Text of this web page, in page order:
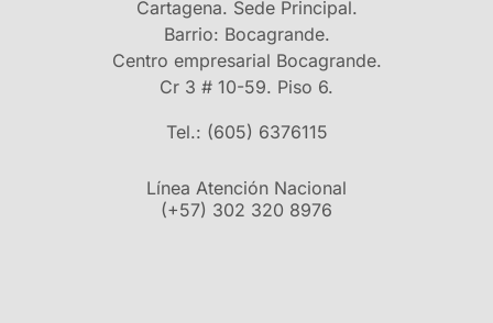
Cartagena. Sede Principal.
Barrio: Bocagrande.
Centro empresarial Bocagrande.
Cr 3 # 10-59. Piso 6.
Tel.: (605) 6376115
Línea Atención Nacional
(+57) 302 320 8976